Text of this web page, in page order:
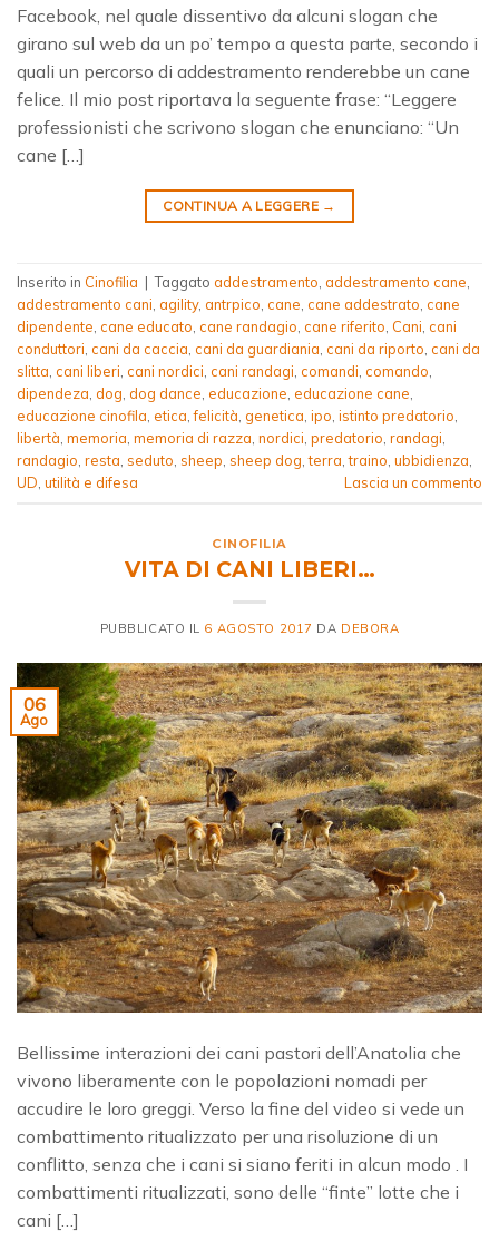
Facebook, nel quale dissentivo da alcuni slogan che
girano sul web da un po’ tempo a questa parte, secondo i
quali un percorso di addestramento renderebbe un cane
felice. Il mio post riportava la seguente frase: “Leggere
professionisti che scrivono slogan che enunciano: “Un
cane […]
CONTINUA A LEGGERE →
Inserito in Cinofilia | Taggato addestramento addestramento cane
addestramento cani agility, antrpico cane cane addestrato cane
dipendente cane educato cane randagio cane riferito Cani cani
conduttori cani da caccia cani da guardiania cani da riporto cani da
slitta cani liberi cani nordici cani randagi comandi comando
dipendeza dog dog dance educazione educazione cane
educazione cinofila etica ,felicità genetica ipo istinto predatorio
libertà memoria memoria di razza nordici predatorio randagi
randagio resta seduto sheep sheep dog ,terra ,traino ubbidienza
UD utilità e difesa Lascia un commento
CINOFILIA
VITA DI CANI LIBERI…
PUBBLICATO IL 6 AGOSTO 2017 DA DEBORA
06
Ago
Bellissime interazioni dei cani pastori dell’Anatolia che
vivono liberamente con le popolazioni nomadi per
accudire le loro greggi. Verso la fine del video si vede un
combattimento ritualizzato per una risoluzione di un
conflitto, senza che i cani si siano feriti in alcun modo . I
combattimenti ritualizzati, sono delle “finte” lotte che i
cani […]